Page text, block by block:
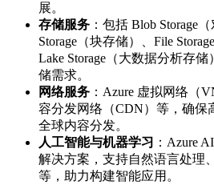
展。
存储服务 ：包括 Blob Storage
Storage（块存储）、File
Lake Storage（大数据分析存
储需求。
网络服务 ：Azure 虚拟网络（
容分发网络（CDN）等，确保
全球内容分发。
人工智能与机器学习 ：Azure
解决方案，支持自然语言处理
等，助力构建智能应用。